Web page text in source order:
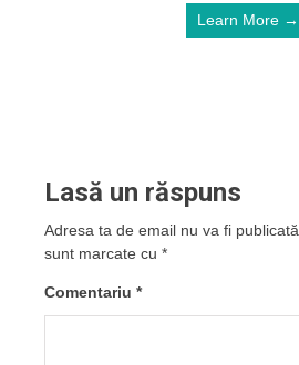
Learn More →
Lasă un răspuns
Adresa ta de email nu va fi publicată.
sunt marcate cu *
Comentariu *